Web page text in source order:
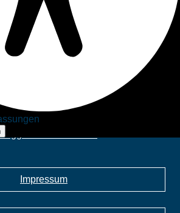
76, 5630 Bad Hofgastein
Fleischhauerei
Impressum